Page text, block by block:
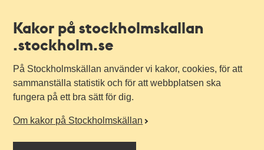
Kakor på stockholmskallan
.stockholm.se
På Stockholmskällan använder vi kakor, cookies, för att
sammanställa statistik och för att webbplatsen ska
fungera på ett bra sätt för dig.
Om kakor på Stockholmskällan